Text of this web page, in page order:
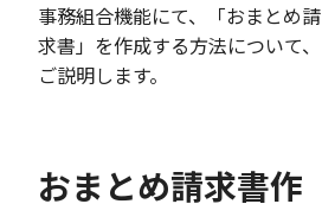
事務組合機能にて、「おまとめ請
求書」を作成する方法について、
ご説明します。
おまとめ請求書作